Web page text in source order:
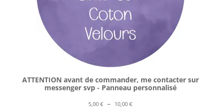
ATTENTION avant de commander, me contacter sur
messenger svp - Panneau personnalisé
5,00€ – 10,00€Plage